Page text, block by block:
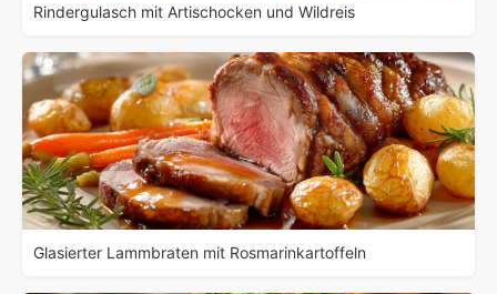
Rindergulasch mit Artischocken und Wildreis
Glasierter Lammbraten mit Rosmarinkartoffeln